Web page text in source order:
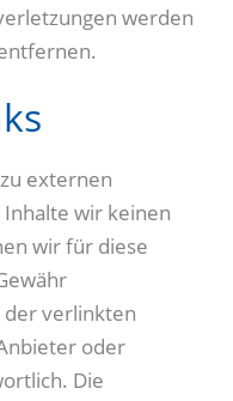
werden
externen
wir keinen
wir für diese
verlinkten
oder
Die